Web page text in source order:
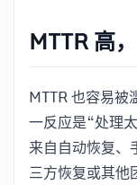
MTTR 高
MTTR 也容易被
一反应是“处理
来自自动恢复、
三方恢复或其他